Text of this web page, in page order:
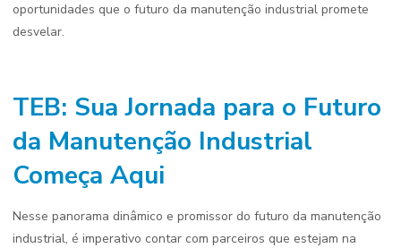
oportunidades que o futuro da manutenção industrial promete
desvelar.
TEB: Sua Jornada para o Futuro
da Manutenção Industrial
Começa Aqui
Nesse panorama dinâmico e promissor do futuro da manutenção
industrial, é imperativo contar com parceiros que estejam na